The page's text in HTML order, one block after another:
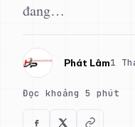
đang…
Phát Lâm1
Đọc khoảng 5 phút